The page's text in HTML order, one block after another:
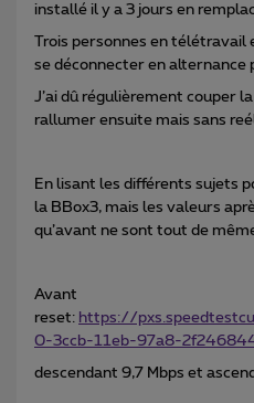
installé il y a 3 jours en
Trois personnes en télétravail
se déconnecter en alternance
J’ai dû régulièrement couper
rallumer ensuite mais sans
En lisant les différents sujets
la BBox3, mais les valeurs
qu’avant ne sont tout de
Avant
reset: https://
0-3ccb-11eb-97a8-
descendant 9,7 Mbps et